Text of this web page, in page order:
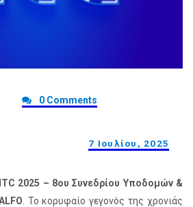
0 Comments
7 Ιουλίου, 2025
ITC 2025 – 8ου Συνεδρίου Υποδομών &
. Το κορυφαίο γεγονός της χρονιάς